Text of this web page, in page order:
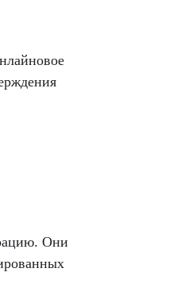
Они